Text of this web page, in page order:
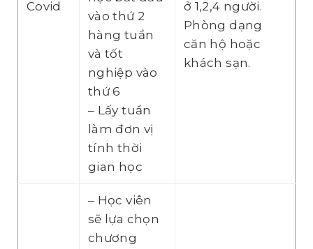
Covid
vào thứ 2
hàng tuần
và tốt
nghiệp vào
thứ 6
– Lấy tuần
làm đơn vị
tính thời
gian học
ở 1,2,4 người.
Phòng dạng
căn hộ hoặc
khách sạn.
– Học viên
sẽ lựa chọn
chương